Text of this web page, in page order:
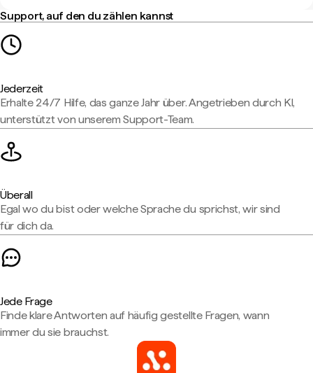
Support, auf den du zählen kannst
Jederzeit
Erhalte 24/7 Hilfe, das ganze Jahr über. Angetrieben durch KI,
unterstützt von unserem Support-Team.
Überall
Egal wo du bist oder welche Sprache du sprichst, wir sind
für dich da.
Jede Frage
Finde klare Antworten auf häufig gestellte Fragen, wann
immer du sie brauchst.